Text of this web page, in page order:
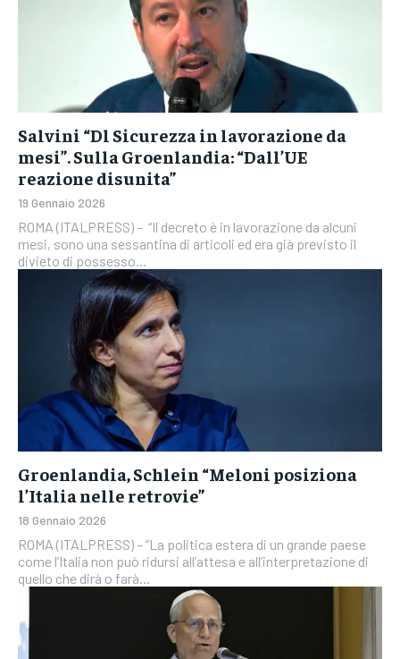
Salvini “Dl Sicurezza in lavorazione da
mesi”. Sulla Groenlandia: “Dall’UE
reazione disunita”
19 Gennaio 2026
ROMA (ITALPRESS) – “Il decreto è in lavorazione da alcuni
mesi, sono una sessantina di articoli ed era già previsto il
divieto di possesso...
Groenlandia, Schlein “Meloni posiziona
l’Italia nelle retrovie”
18 Gennaio 2026
ROMA (ITALPRESS) – “La politica estera di un grande paese
come l’Italia non può ridursi all’attesa e all’interpretazione di
quello che dirà o farà...